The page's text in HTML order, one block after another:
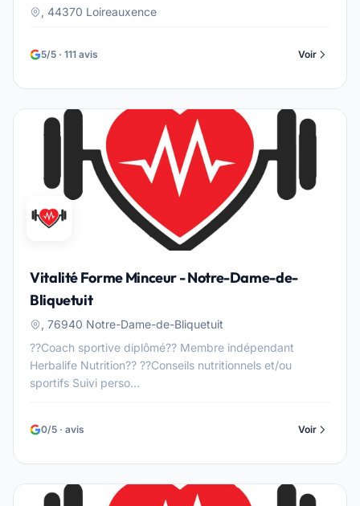
, 44370 Loireauxence
5/5 · 111 avis Voir
Vitalité Forme Minceur - Notre-Dame-de-
Bliquetuit
, 76940 Notre-Dame-de-Bliquetuit
??Coach sportive diplômé?? Membre indépendant
Herbalife Nutrition?? ??Conseils nutritionnels et/ou
sportifs Suivi perso...
0/5 · avis Voir